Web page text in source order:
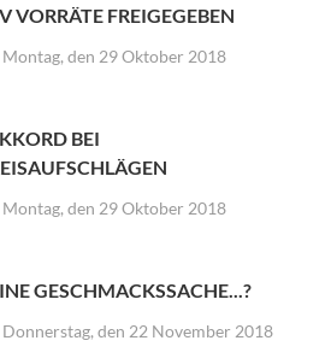
VORRÄTE FREIGEGEBEN
Montag, den 29 Oktober 2018
BEI
Montag, den 29 Oktober 2018
GESCHMACKSSACHE...?
Donnerstag, den 22 November 2018